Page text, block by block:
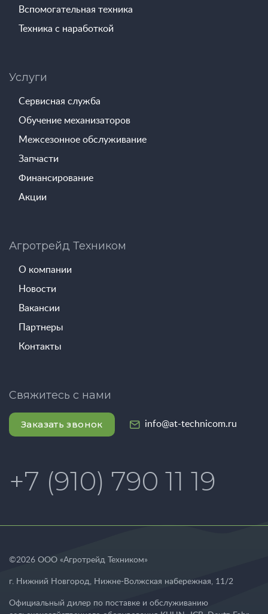
Вспомогательная техника
Техника с наработкой
Услуги
Сервисная служба
Обучение механизаторов
Межсезонное обслуживание
Запчасти
Финансирование
Акции
Агротрейд Техником
О компании
Новости
Вакансии
Партнеры
Контакты
Свяжитесь с нами
Заказать звонок info@at-technicom.ru
+7 (910) 790 11 19
©2026 ООО «Агротрейд Техником»
г. Нижний Новгород, Нижне-Волжская набережная, 11/2
Официальный дилер по поставке и обслуживанию